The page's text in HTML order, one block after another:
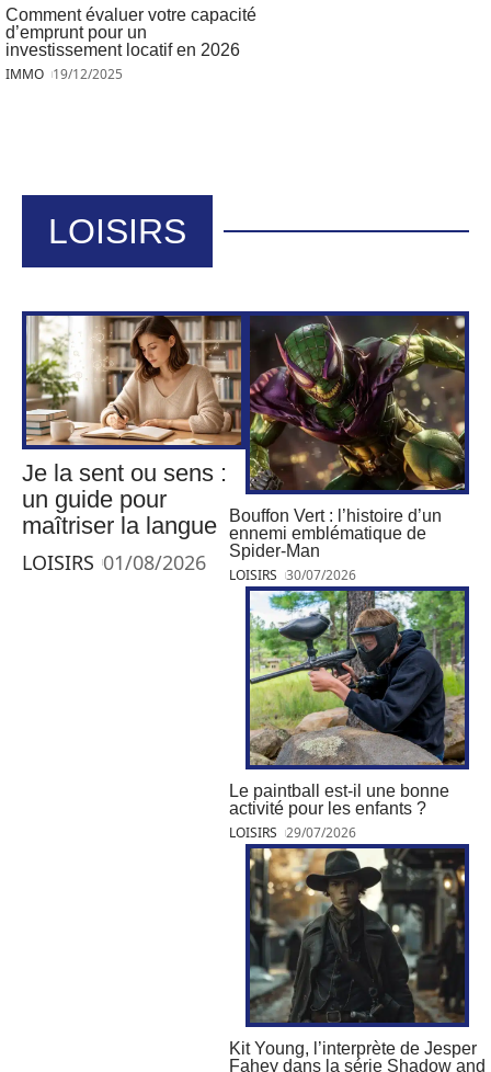
Comment évaluer votre capacité
d’emprunt pour un
investissement locatif en 2026
IMMO 19/12/2025
LOISIRS
Je la sent ou sens :
un guide pour
maîtriser la langue
LOISIRS 01/08/2026
Bouffon Vert : l’histoire d’un
ennemi emblématique de
Spider-Man
LOISIRS 30/07/2026
Le paintball est-il une bonne
activité pour les enfants ?
LOISIRS 29/07/2026
Kit Young, l’interprète de Jesper
Fahey dans la série Shadow and